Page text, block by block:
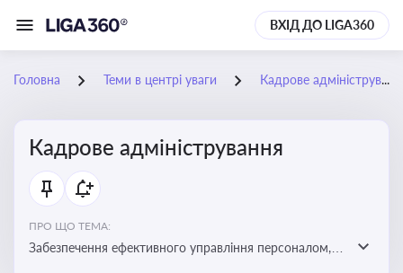
ВХІД ДО LIGA360
Головна Теми в центрі уваги Кадрове адміністрування
Кадрове адміністрування
ПРО ЩО ТЕМА:
Забезпечення ефективного управління персоналом,